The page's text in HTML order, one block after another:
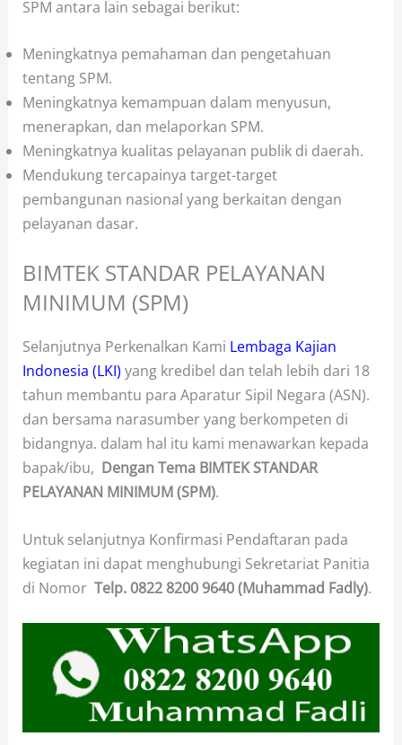
SPM antara lain sebagai berikut:
Meningkatnya pemahaman dan pengetahuan
tentang SPM.
Meningkatnya kemampuan dalam menyusun,
menerapkan, dan melaporkan SPM.
Meningkatnya kualitas pelayanan publik di daerah.
Mendukung tercapainya target-target
pembangunan nasional yang berkaitan dengan
pelayanan dasar.
BIMTEK STANDAR PELAYANAN
MINIMUM (SPM)
Selanjutnya Perkenalkan Kami Lembaga Kajian
Indonesia (LKI) yang kredibel dan telah lebih dari 18
tahun membantu para Aparatur Sipil Negara (ASN).
dan bersama narasumber yang berkompeten di
bidangnya. dalam hal itu kami menawarkan kepada
bapak/ibu, Dengan Tema BIMTEK STANDAR
PELAYANAN MINIMUM (SPM).
Untuk selanjutnya Konfirmasi Pendaftaran pada
kegiatan ini dapat menghubungi Sekretariat Panitia
di Nomor Telp. 0822 8200 9640 (Muhammad Fadly).